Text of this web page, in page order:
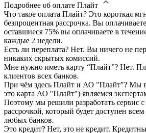
Подробнее об оплате Плайт
Что такое оплата Плайт? Это короткая
безпроцентная рассрочка. Вы
оставшиеся 75% вы оплачиваете в
каждые 2 недели.
Есть ли переплата? Нет. Вы ничего не
никаких скрытых комиссий.
Мне нужно иметь карту “Плайт”? Нет.
клиентов всех банков.
При чём здесь Плайт и АО "Плайт"? Мы в
это карта АО "Плайт") являемся
Поэтому мы решили разработать сервис с
рассрочкой, который будет доступен
любых банков.
Это кредит? Нет, это не кредит.